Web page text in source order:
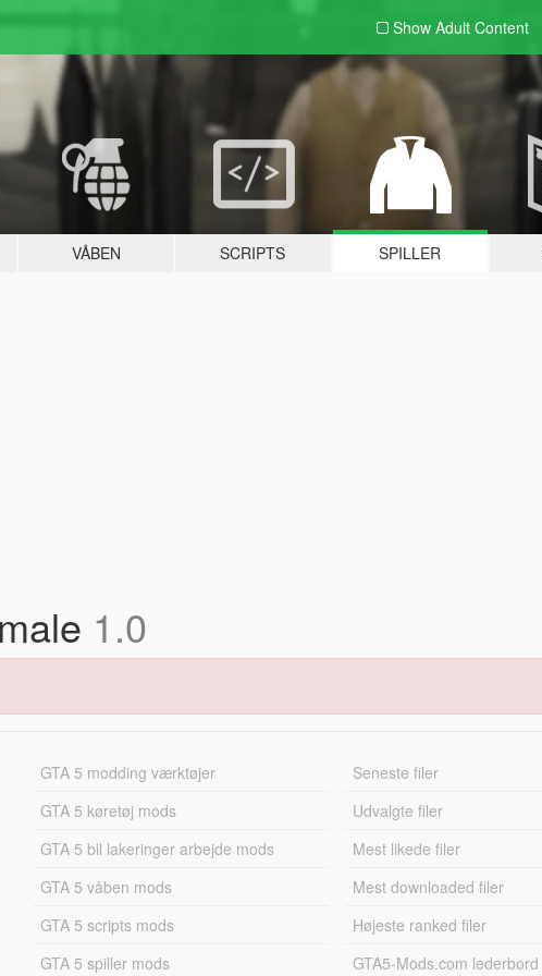
Show Adult Content
VÅBEN SCRIPTS SPILLER
1.0
GTA 5 modding værktøjer
GTA 5 køretøj mods
GTA 5 bil lakeringer arbejde mods
GTA 5 våben mods
GTA 5 scripts mods
GTA 5 spiller mods
Seneste filer
Udvalgte filer
Mest likede filer
Mest downloaded filer
Højeste ranked filer
GTA5-Mods.com lederbord